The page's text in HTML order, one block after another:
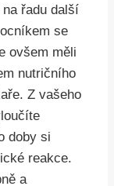
řadu další
se
ovšem měli
nutričního
Z vašeho
doby si
reakce.
a